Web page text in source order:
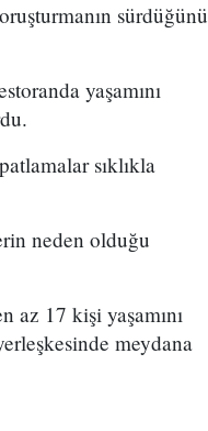
sürdüğünü
yaşamını
sıklıkla
neden olduğu
az 17 kişi yaşamını
meydana